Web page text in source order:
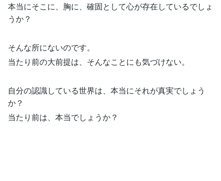
本当にそこに、胸に、確固として心が存在しているでしょ
うか？
そんな所にないのです。
当たり前の大前提は、そんなことにも気づけない。
自分の認識している世界は、本当にそれが真実でしょう
か？
当たり前は、本当でしょうか？